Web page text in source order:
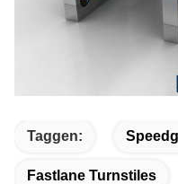
Taggen:
Fastlane Turnstiles